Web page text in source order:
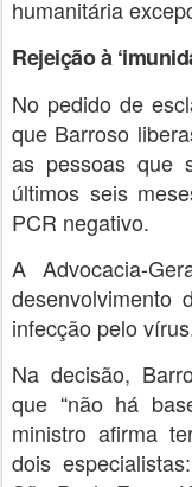
humanitária
Rejeição à
No pedido de
que Barroso
as pessoas que
últimos seis
PCR negativo.
A Advocacia-
desenvolvimento
infecção pelo
Na decisão,
que “não há
ministro afirma
dois